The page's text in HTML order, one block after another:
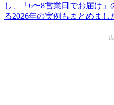
し、「6〜8営業日でお届け
る2026年の実例もまとめまし